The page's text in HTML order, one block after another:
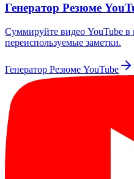
Генератор Резюме
Суммируйте видео YouTube
переиспользуемые заметки.
Генератор Резюме YouTube